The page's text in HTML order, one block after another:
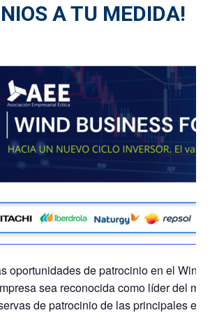
A TU MEDIDA!
oportunidades de patrocinio en el Wind
sea reconocida como líder del
de patrocinio de las principales